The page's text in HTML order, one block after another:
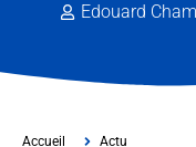
Edouard
Accueil
Actu